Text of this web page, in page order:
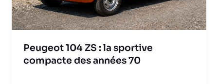
Peugeot 104 ZS : la sportive
compacte des années 70